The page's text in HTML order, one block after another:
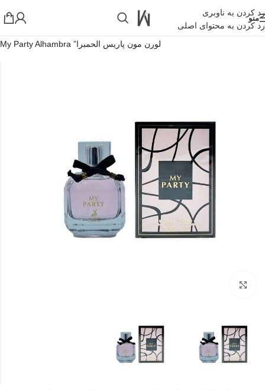
رد کردن به ناوبری
رد کردن به محتوای اصلی
منو
خانه » فروشگاه اینترنتی واکارنا
لورن مون پاریس الحمبرا” My Party Alhambra